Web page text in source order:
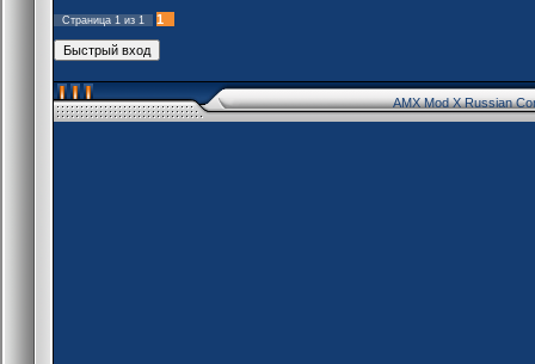
Страница 1 из 1 1
AMX Mod X Russian